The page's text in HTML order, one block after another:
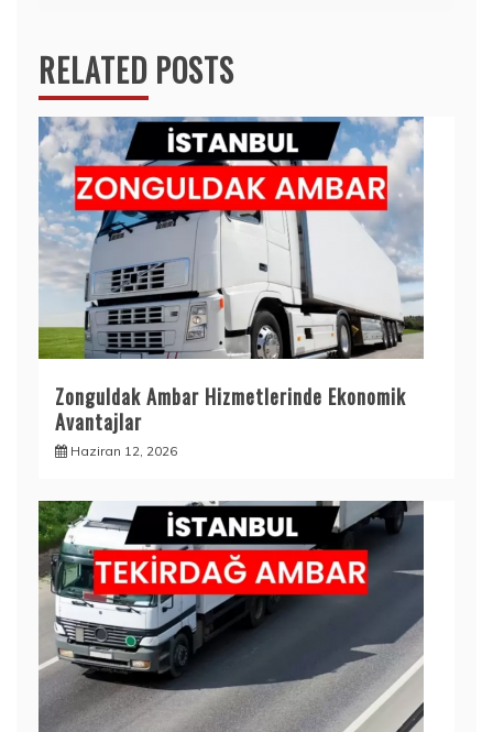
RELATED POSTS
Zonguldak Ambar Hizmetlerinde Ekonomik
Avantajlar
Haziran 12, 2026